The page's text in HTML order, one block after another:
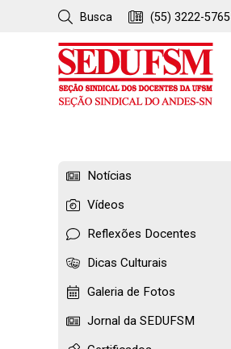
Busca (55) 3222-5765
Notícias
Vídeos
Reflexões Docentes
Dicas Culturais
Galeria de Fotos
Jornal da SEDUFSM